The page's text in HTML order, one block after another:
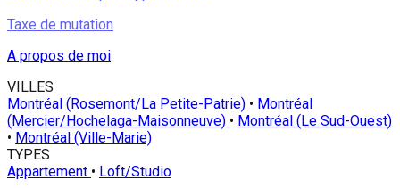
Taxe de mutation
A propos de moi
VILLES
Montréal (Rosemont/La Petite-Patrie) • Montréal
(Mercier/Hochelaga-Maisonneuve) • Montréal (Le Sud-Ouest)
• Montréal (Ville-Marie)
TYPES
Appartement • Loft/Studio